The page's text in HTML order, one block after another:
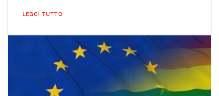
LEGGI TUTTO